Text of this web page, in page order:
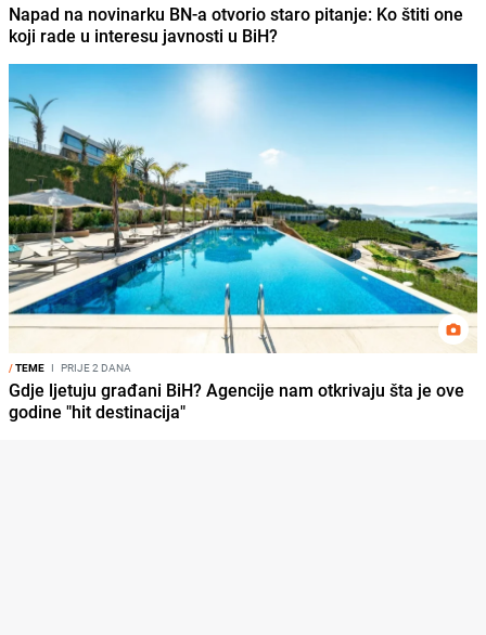
Napad na novinarku BN-a otvorio staro pitanje: Ko štiti one
koji rade u interesu javnosti u BiH?
/TEME I PRIJE 2 DANA
Gdje ljetuju građani BiH? Agencije nam otkrivaju šta je ove
godine "hit destinacija"